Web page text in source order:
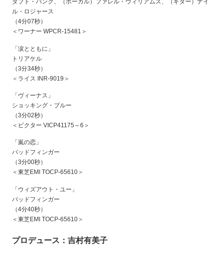
ダフト・パンク、（ボーカル）ファレル・ウィリアムス、（ギター）ナイ
ル・ロジャース
（4分07秒）
＜ワーナー WPCR-15481＞
「涙とともに」
トリアケル
（3分34秒）
＜ライス INR-9019＞
「ヴィーナス」
ショッキング・ブルー
（3分02秒）
＜ビクター VICP41175～6＞
「嵐の恋」
バッドフィンガー
（3分00秒）
＜東芝EMI TOCP-65610＞
「ウィズアウト・ユー」
バッドフィンガー
（4分40秒）
＜東芝EMI TOCP-65610＞
プロデュース：吉村有美子